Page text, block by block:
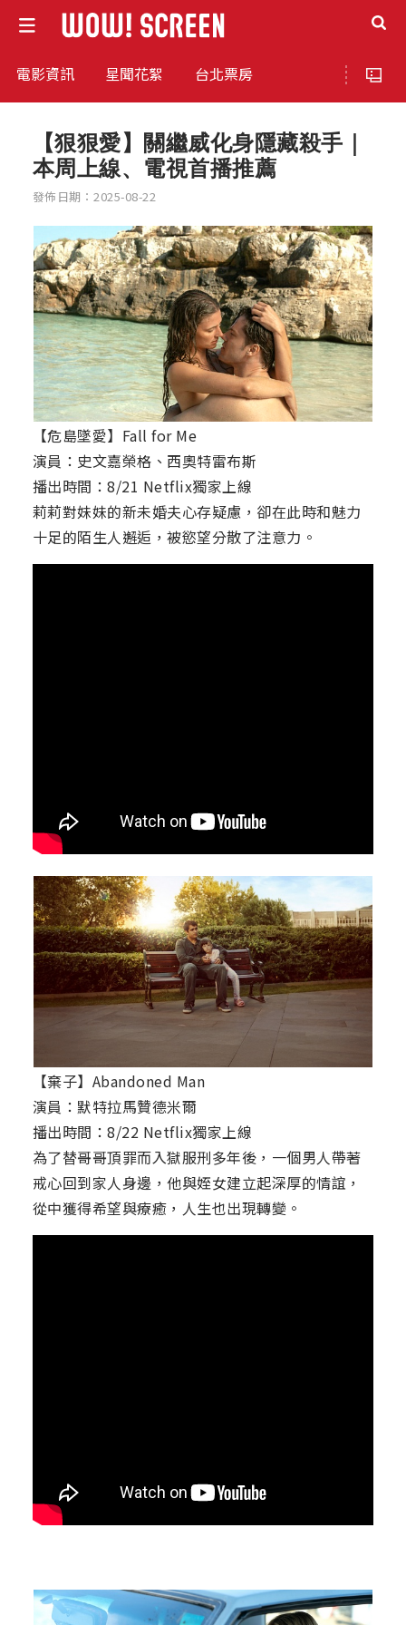
電影資訊 星聞花絮 台北票房
【狠狠愛】關繼威化身隱藏殺手｜
本周上線、電視首播推薦
發佈日期：2025-08-22
【危島墜愛】Fall for Me
演員：史文嘉榮格、西奧特雷布斯
播出時間：8/21 Netflix獨家上線
莉莉對妹妹的新未婚夫心存疑慮，卻在此時和魅力
十足的陌生人邂逅，被慾望分散了注意力。
【棄子】Abandoned Man
演員：默特拉馬贊德米爾
播出時間：8/22 Netflix獨家上線
為了替哥哥頂罪而入獄服刑多年後，一個男人帶著
戒心回到家人身邊，他與姪女建立起深厚的情誼，
從中獲得希望與療癒，人生也出現轉變。